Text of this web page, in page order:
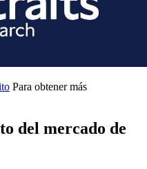
Para obtener más
del mercado de